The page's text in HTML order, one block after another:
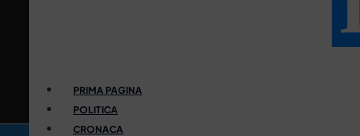
PRIMA PAGINA
POLITICA
CRONACA